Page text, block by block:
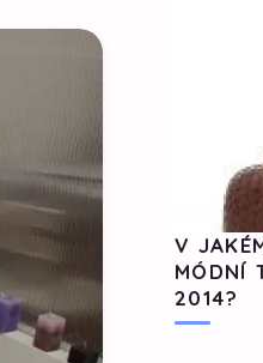
V
MÓDNÍ
2014?